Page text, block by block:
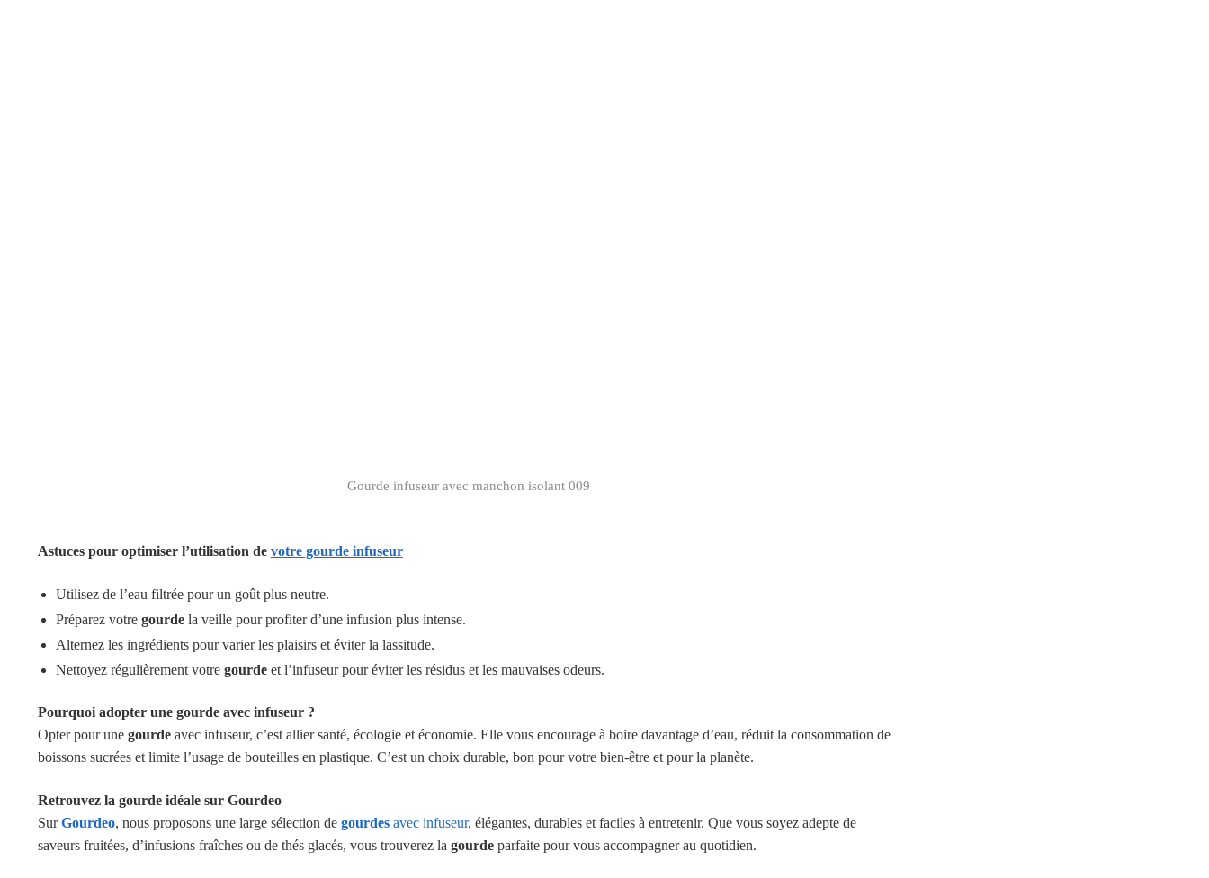
Gourde infuseur avec manchon isolant 009
Astuces pour optimiser l’utilisation de votre gourde infuseur
Utilisez de l’eau filtrée pour un goût plus neutre.
Préparez votre gourdela veille pour profiter d’une infusion plus intense.
Alternez les ingrédients pour varier les plaisirs et éviter la lassitude.
Nettoyez régulièrement votre gourdeet l’infuseur pour éviter les résidus et les mauvaises odeurs.
Pourquoi adopter une gourde avec infuseur ?
Opter pour une gourdeavec infuseur, c’est allier santé, écologie et économie. Elle vous encourage à boire davantage d’eau, réduit la consommation de
boissons sucrées et limite l’usage de bouteilles en plastique. C’est un choix durable, bon pour votre bien-être et pour la planète.
Retrouvez la gourde idéale sur Gourdeo
SurGourdeo, nous proposons une large sélection de gourdesavec infuseur, élégantes, durables et faciles à entretenir. Que vous soyez adepte de
saveurs fruitées, d’infusions fraîches ou de thés glacés, vous trouverez la gourdeparfaite pour vous accompagner au quotidien.